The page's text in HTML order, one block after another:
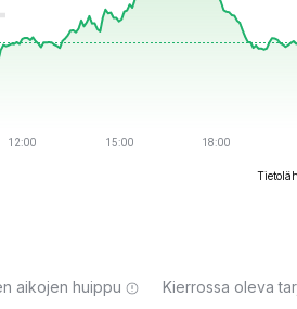
aikojen huippu Kierrossa oleva